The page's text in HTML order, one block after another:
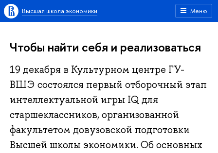
Меню
Высшая школа экономики
Чтобы найти себя и реализоваться
19 декабря в Культурном центре ГУ-
ВШЭ состоялся первый отборочный этап
интеллектуальной игры IQ для
старшеклассников, организованной
факультетом довузовской подготовки
Высшей школы экономики. Об основных